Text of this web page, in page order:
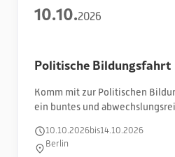
10.10.2026
Politische Bildungsfahrt
Komm mit zur Politischen
ein buntes und
10.10.2026bis14.10.2026
Berlin